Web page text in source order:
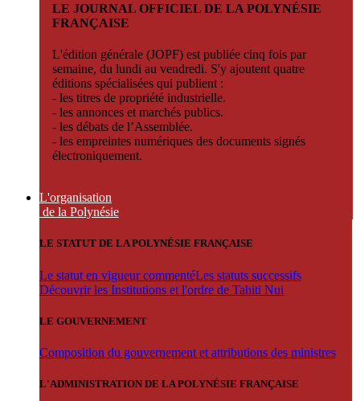
LE JOURNAL OFFICIEL DE LA POLYNÉSIE
FRANÇAISE
L'édition générale (JOPF) est publiée cinq fois par
semaine, du lundi au vendredi. S'y ajoutent quatre
éditions spécialisées qui publient :
- les titres de propriété industrielle.
- les annonces et marchés publics.
- les débats de l’Assemblée.
- les empreintes numériques des documents signés
électroniquement.
L'organisation
de la Polynésie
LE STATUT DE LA POLYNÉSIE FRANÇAISE
Le statut en vigueur commentéLes statuts successifs
Découvrir les Institutions et l'ordre de Tahiti Nui
LE GOUVERNEMENT
Composition du gouvernement et attributions des ministres
L'ADMINISTRATION DE LA POLYNÉSIE FRANÇAISE